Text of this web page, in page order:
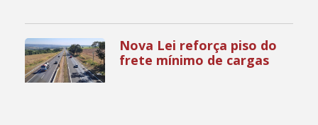
Nova Lei reforça piso do
frete mínimo de cargas